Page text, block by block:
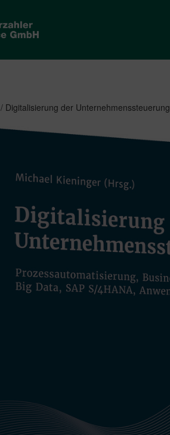
/ Digitalisierung der Unternehmenssteuerung